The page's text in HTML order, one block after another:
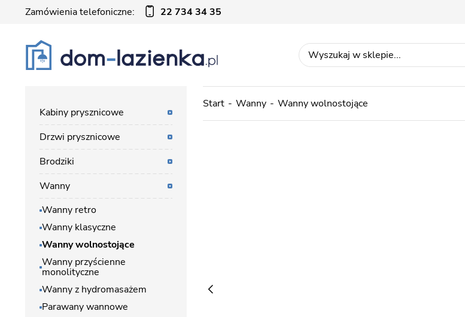
Zamówienia telefoniczne: 22 734 34 35
Start Wanny Wanny wolnostojące
Kabiny prysznicowe
Drzwi prysznicowe
Brodziki
Wanny
Wanny retro
Wanny klasyczne
Wanny wolnostojące
Wanny przyścienne
monolityczne
Wanny z hydromasażem
Parawany wannowe